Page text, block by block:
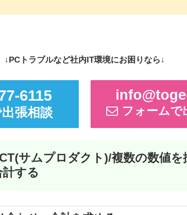
↓PCトラブルなど社内IT環境にお困りなら↓
6115
張相談 フォームで
サムプロダクト)/複数の数値を
する